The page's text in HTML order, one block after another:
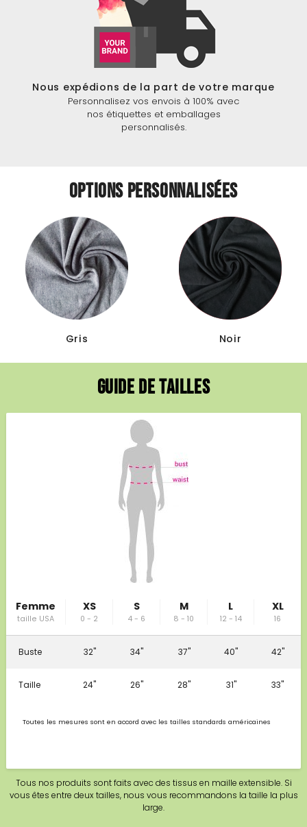
Nous expédions de la part de votre marque
Personnalisez vos envois à 100% avec
nos étiquettes et emballages
personnalisés.
Options personnalisées
Gris Noir
Guide de tailles
Femme
taille USA
XS
0 - 2
S
4 - 6
M
8 - 10
L
12 - 14
XL
16
Buste 32" 34" 37" 40" 42"
Taille 24" 26" 28" 31" 33"
Toutes les mesures sont en accord avec les tailles standards américaines
Tous nos produits sont faits avec des tissus en maille extensible. Si
vous êtes entre deux tailles, nous vous recommandons la taille la plus
large.